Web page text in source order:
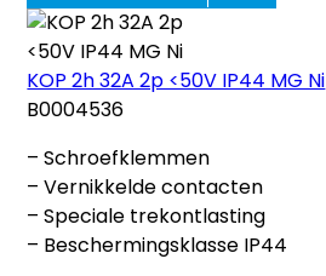
KOP 2h 32A 2p <50V IP44 MG Ni
B0004536
– Schroefklemmen
– Vernikkelde contacten
– Speciale trekontlasting
– Beschermingsklasse IP44